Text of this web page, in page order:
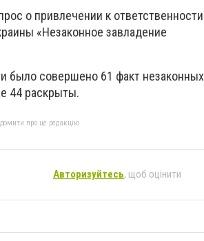
о привлечении к ответственности
«Незаконное завладение
было совершено 61 факт незаконных
44 раскрыты.
про це редакцію
Авторизуйтесь, щоб оцінити